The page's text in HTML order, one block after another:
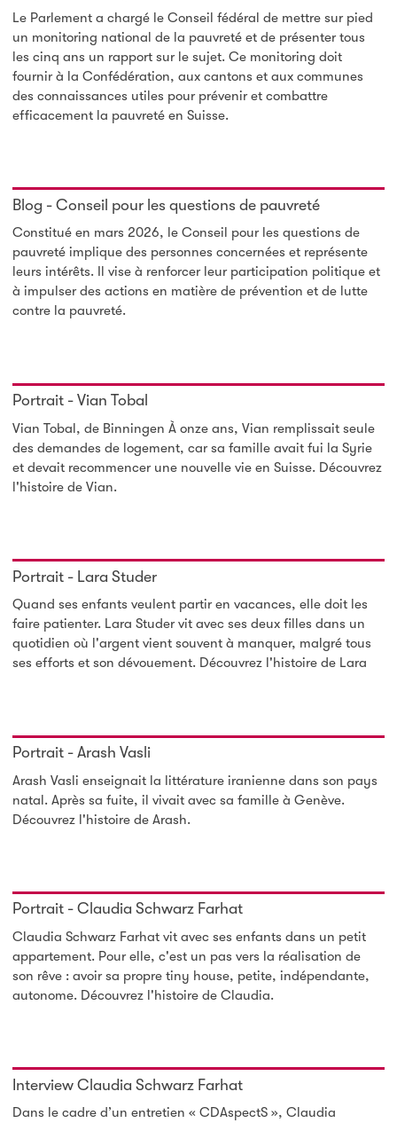
Le Parlement a chargé le Conseil fédéral de mettre sur pied
un monitoring national de la pauvreté et de présenter tous
les cinq ans un rapport sur le sujet. Ce monitoring doit
fournir à la Confédération, aux cantons et aux communes
des connaissances utiles pour prévenir et combattre
efficacement la pauvreté en Suisse.
Blog - Conseil pour les questions de pauvreté
Constitué en mars 2026, le Conseil pour les questions de
pauvreté implique des personnes concernées et représente
leurs intérêts. Il vise à renforcer leur participation politique et
à impulser des actions en matière de prévention et de lutte
contre la pauvreté.
Portrait - Vian Tobal
Vian Tobal, de Binningen À onze ans, Vian remplissait seule
des demandes de logement, car sa famille avait fui la Syrie
et devait recommencer une nouvelle vie en Suisse. Découvrez
l'histoire de Vian.
Portrait - Lara Studer
Quand ses enfants veulent partir en vacances, elle doit les
faire patienter. Lara Studer vit avec ses deux filles dans un
quotidien où l'argent vient souvent à manquer, malgré tous
ses efforts et son dévouement. Découvrez l'histoire de Lara
Portrait - Arash Vasli
Arash Vasli enseignait la littérature iranienne dans son pays
natal. Après sa fuite, il vivait avec sa famille à Genève.
Découvrez l'histoire de Arash.
Portrait - Claudia Schwarz Farhat
Claudia Schwarz Farhat vit avec ses enfants dans un petit
appartement. Pour elle, c'est un pas vers la réalisation de
son rêve : avoir sa propre tiny house, petite, indépendante,
autonome. Découvrez l'histoire de Claudia.
Interview Claudia Schwarz Farhat
Dans le cadre d’un entretien « CDAspectS », Claudia